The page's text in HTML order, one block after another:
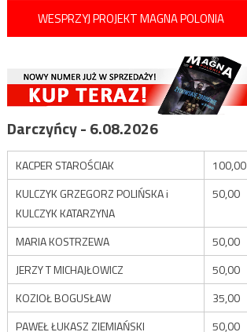
WESPRZYJ PROJEKT MAGNA POLONIA
Darczyńcy - 6.08.2026
KACPER STAROŚCIAK
100,00
KULCZYK GRZEGORZ POLIŃSKA i
KULCZYK KATARZYNA
50,00
MARIA KOSTRZEWA
50,00
JERZY T MICHAJŁOWICZ
50,00
KOZIOŁ BOGUSŁAW
35,00
PAWEŁ ŁUKASZ ZIEMIAŃSKI
50,00